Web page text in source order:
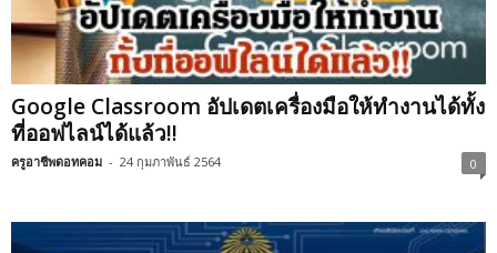
Google Classroom อัปเดตเครื่องมือให้ทำงานได้ทั้ง
ที่ออฟไลน์ได้แล้ว!!
ครูอาชีพดอทคอม - 24 กุมภาพันธ์ 2564 0